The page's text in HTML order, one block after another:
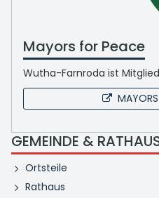
Mayors for Peace
Wutha-Farnroda ist
GEMEINDE &
Ortsteile
Rathaus